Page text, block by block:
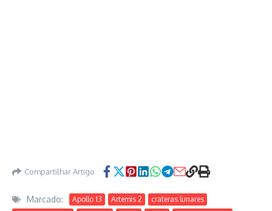
Compartilhar Artigo
Marcado: Apollo 13 Artemis 2
crateras lunares